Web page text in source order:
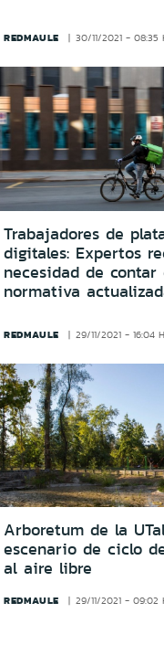
REDMAULE 30/11/2021 - 08:35
Trabajadores de
digitales: Expertos
necesidad de contar
normativa
REDMAULE 29/11/2021 - 16:04
Arboretum de la
escenario de ciclo
al aire libre
REDMAULE 29/11/2021 - 09:02